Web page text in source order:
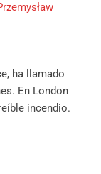
ha llamado
En London
incendio.